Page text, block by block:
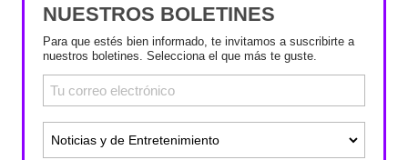
NUESTROS BOLETINES
Para que estés bien informado, te invitamos a suscribirte a
nuestros boletines. Selecciona el que más te guste.